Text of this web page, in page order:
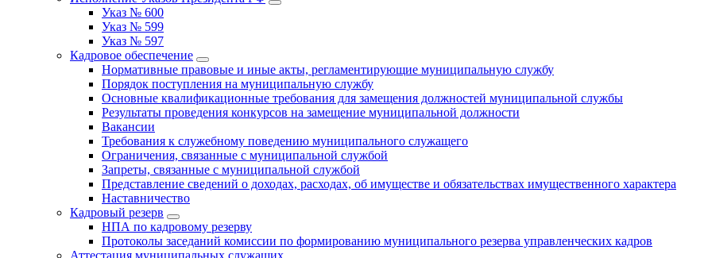
Указ № 600
Указ № 599
Указ № 597
Кадровое обеспечение
Нормативные правовые и иные акты, регламентирующие муниципальную службу
Порядок поступления на муниципальную службу
Основные квалификационные требования для замещения должностей муниципальной службы
Результаты проведения конкурсов на замещение муниципальной должности
Вакансии
Требования к служебному поведению муниципального служащего
Ограничения, связанные с муниципальной службой
Запреты, связанные с муниципальной службой
Представление сведений о доходах, расходах, об имуществе и обязательствах имущественного характера
Наставничество
Кадровый резерв
НПА по кадровому резерву
Протоколы заседаний комиссии по формированию муниципального резерва управленческих кадров
Аттестация муниципальных служащих